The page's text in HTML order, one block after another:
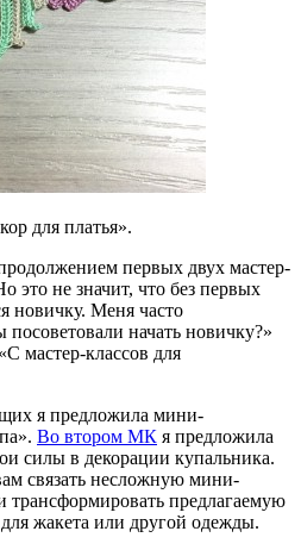
для платья».
первых двух мастер-
это не значит, что без первых
новичку. Меня часто
начать новичку?»
мастер-классов для
я предложила мини-
Во втором МК я предложила
силы в декорации купальника.
связать несложную мини-
предлагаемую
жакета или другой одежды.